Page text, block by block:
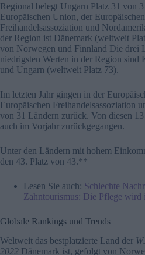
Regional belegt Ungarn Platz 31 von
Europäischen Union, der Europäischen
Freihandelsassoziation und
der Region ist Dänemark (weltweit
von Norwegen und Finnland Die drei
niedrigsten Werten in der Region sind
und Ungarn (weltweit Platz 73).
Im letzten Jahr gingen in der
Europäischen Freihandelsassoziation
von 31 Ländern zurück. Von diesen
auch im Vorjahr zurückgegangen.
Unter den Ländern mit hohem
den 43. Platz von 43.**
Lesen Sie auch: Schlechte
Zahntourismus: Die Pflege wird
Globale Rankings und Trends
Weltweit das bestplatzierte Land der
2022 Dänemark ist, gefolgt von